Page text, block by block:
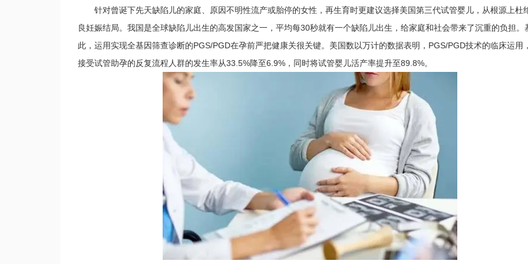
针对曾诞下先天缺陷儿的家庭、原因不明性流产或胎停的女性，再生育时更建议选择美国第三代试管婴儿，从根源上杜
良妊娠结局。我国是全球缺陷儿出生的高发国家之一，平均每30秒就有一个缺陷儿出生，给家庭和社会带来了沉重的负担。
此，运用实现全基因筛查诊断的PGS/PGD在孕前严把健康关很关键。美国数以万计的数据表明，PGS/PGD技术的临床运用
接受试管助孕的反复流程人群的发生率从33.5%降至6.9%，同时将试管婴儿活产率提升至89.8%。